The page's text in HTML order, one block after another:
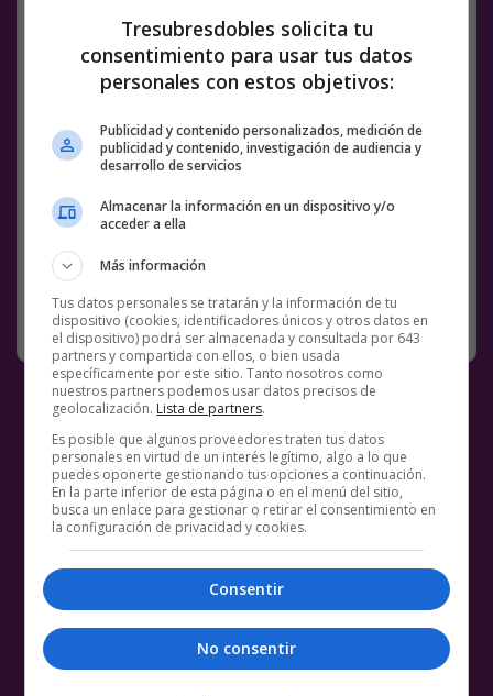
Facebook
Link
ELECTRIC MARY
3 COMENTARIOS
RANDOM 27 SEPTIEMBRE, 2023
Tresubresdobles solicita tu
consentimiento para usar tus datos
personales con estos objetivos:
Publicidad y contenido personalizados, medición de
publicidad y contenido, investigación de audiencia y
desarrollo de servicios
Almacenar la información en un dispositivo y/o
acceder a ella
Más información
Tus datos personales se tratarán y la información de tu
dispositivo (cookies, identificadores únicos y otros datos en
el dispositivo) podrá ser almacenada y consultada por 643
partners y compartida con ellos, o bien usada
específicamente por este sitio. Tanto nosotros como
nuestros partners podemos usar datos precisos de
geolocalización. Lista de partners.
Es posible que algunos proveedores traten tus datos
personales en virtud de un interés legítimo, algo a lo que
puedes oponerte gestionando tus opciones a continuación.
En la parte inferior de esta página o en el menú del sitio,
busca un enlace para gestionar o retirar el consentimiento en
la configuración de privacidad y cookies.
Consentir
No consentir